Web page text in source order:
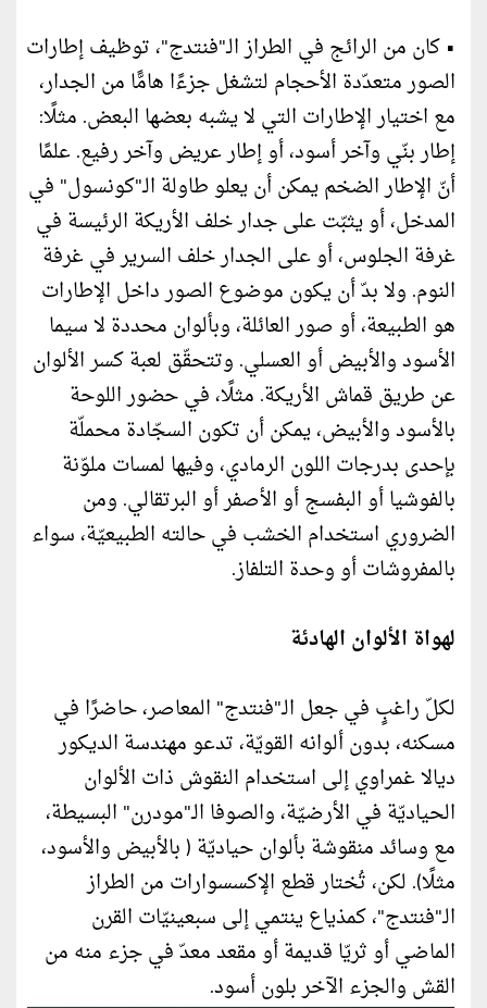
• كان من الرائج في الطراز الـ"فنتدج"، توظيف إطارات
الصور متعدّدة الأحجام لتشغل جزءًا هامًّا من الجدار،
مع اختيار الإطارات التي لا يشبه بعضها البعض. مثلًا:
إطار بنّي وآخر أسود، أو إطار عريض وآخر رفيع. علمًا
أنّ الإطار الضخم يمكن أن يعلو طاولة الـ"كونسول" في
المدخل، أو يثبّت على جدار خلف الأريكة الرئيسة في
غرفة الجلوس، أو على الجدار خلف السرير في غرفة
النوم. ولا بدّ أن يكون موضوع الصور داخل الإطارات
هو الطبيعة، أو صور العائلة، وبألوان محددة لا سيما
الأسود والأبيض أو العسلي. وتتحقّق لعبة كسر الألوان
عن طريق قماش الأريكة. مثلًا، في حضور اللوحة
بالأسود والأبيض، يمكن أن تكون السجّادة محملّة
بإحدى بدرجات اللون الرمادي، وفيها لمسات ملوّنة
بالفوشيا أو البفسج أو الأصفر أو البرتقالي. ومن
الضروري استخدام الخشب في حالته الطبيعيّة، سواء
بالمفروشات أو وحدة التلفاز.
لهواة الألوان الهادئة
لكلّ راغبٍ في جعل الـ"فنتدج" المعاصر، حاضرًا في
مسكنه، بدون ألوانه القويّة، تدعو مهندسة الديكور
ديالا غمراوي إلى استخدام النقوش ذات الألوان
الحياديّة في الأرضيّة، والصوفا الـ"مودرن" البسيطة،
مع وسائد منقوشة بألوان حياديّة ( بالأبيض والأسود،
مثلًا). لكن، تُختار قطع الإكسسوارات من الطراز
الـ"فنتدج"، كمذياع ينتمي إلى سبعينيّات القرن
الماضي أو ثريّا قديمة أو مقعد معدّ في جزء منه من
القش والجزء الآخر بلون أسود.